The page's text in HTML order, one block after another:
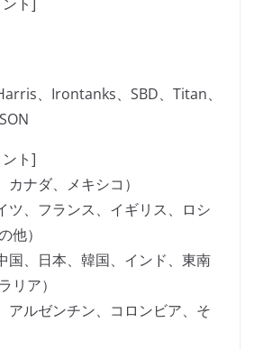
、Irontanks、SBD、Titan、
ト]
ナダ、メキシコ）
ツ、フランス、イギリス、ロシ
他）
国、日本、韓国、インド、東南
リア）
アルゼンチン、コロンビア、そ